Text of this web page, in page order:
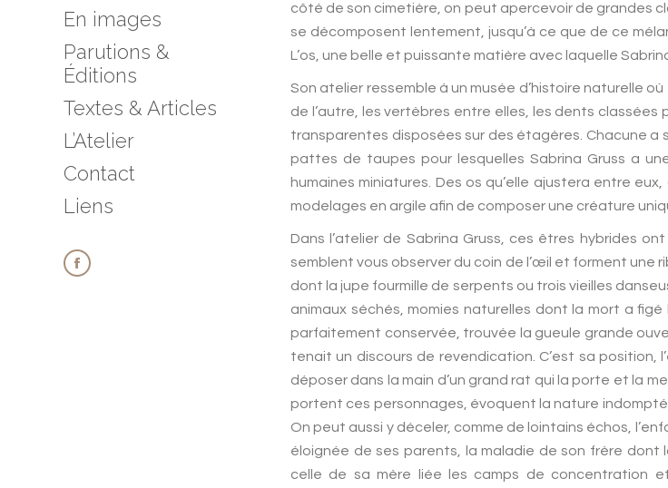
En images
Parutions &
Éditions
Textes & Articles
L’Atelier
Contact
Liens
Facebook
côté de son cimetière, on peut apercevoir de grandes
se décomposent lentement, jusqu’à ce que de ce
L’os, une belle et puissante matière avec laquelle
Son atelier ressemble à un musée d’histoire naturelle
de l’autre, les vertèbres entre elles, les dents
transparentes disposées sur des étagères. Chacune a
pattes de taupes pour lesquelles Sabrina Gruss a
humaines miniatures. Des os qu’elle ajustera entre
modelages en argile afin de composer une créature
Dans l’atelier de Sabrina Gruss, ces êtres hybrides
semblent vous observer du coin de l’œil et forment une
dont la jupe fourmille de serpents ou trois vieilles
animaux séchés, momies naturelles dont la mort a
parfaitement conservée, trouvée la gueule grande
tenait un discours de revendication. C’est sa position,
déposer dans la main d’un grand rat qui la porte et la
portent ces personnages, évoquent la nature
On peut aussi y déceler, comme de lointains échos,
éloignée de ses parents, la maladie de son frère dont
celle de sa mère liée les camps de concentration